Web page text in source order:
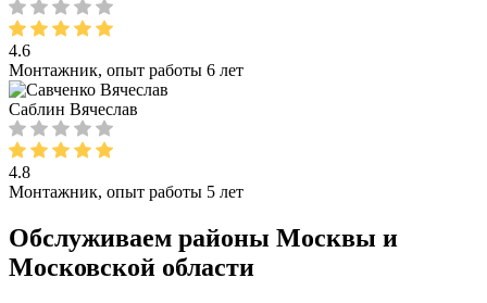
4.6
Монтажник, опыт работы 6 лет
Саблин Вячеслав
4.8
Монтажник, опыт работы 5 лет
Обслуживаем районы Москвы и
Московской области